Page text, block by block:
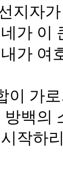
지자
가 이
가 여
이 가
방백의
작하